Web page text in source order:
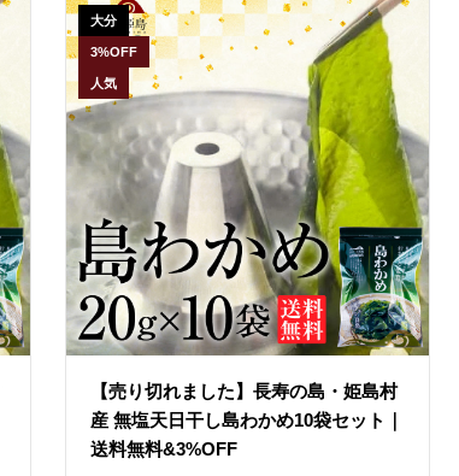
大分
3%OFF
人気
【売り切れました】長寿の島・姫島村
産 無塩天日干し島わかめ10袋セット｜
送料無料&3%OFF